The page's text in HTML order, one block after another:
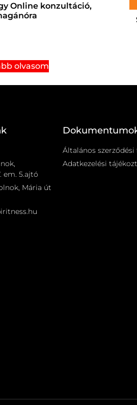
Online konzultáció,
olvasom
em. 5.ajtó
Mária út
Általános
Adatkezelési